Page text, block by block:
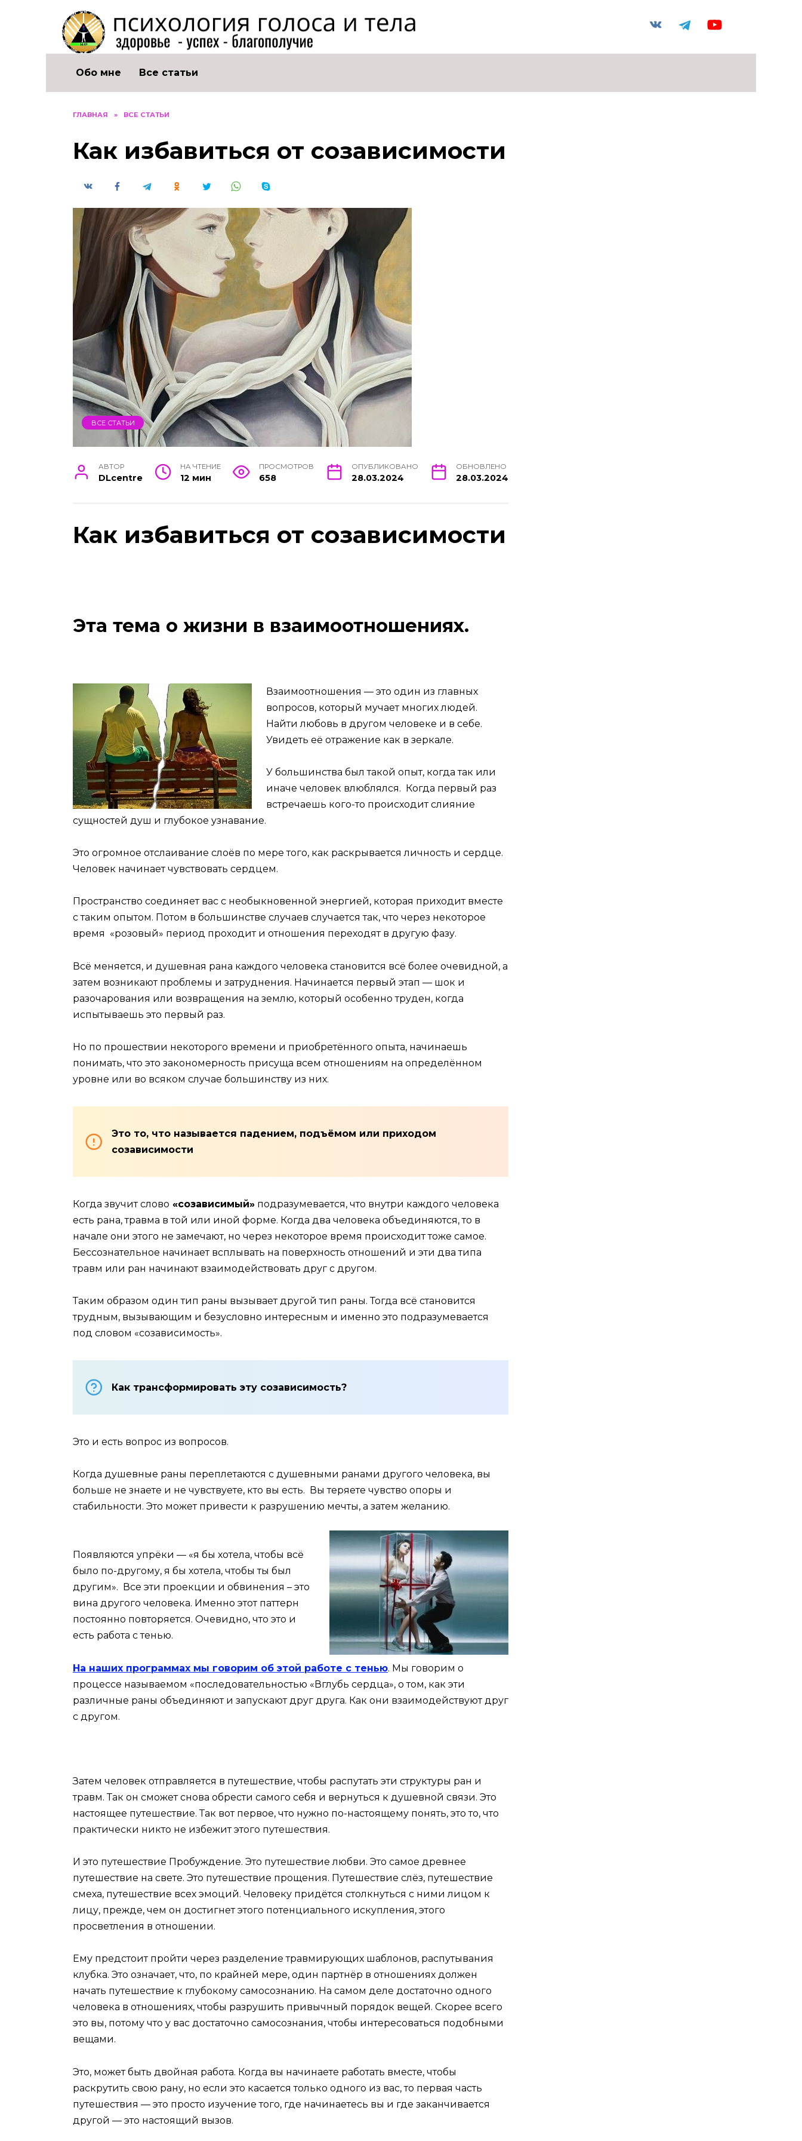
содержанию
Обо мне Все статьи
ГЛАВНАЯ » ВСЕ СТАТЬИ
Как избавиться от созависимости
ВСЕ СТАТЬИ
АВТОР
DLcentre
НА ЧТЕНИЕ
12 мин
ПРОСМОТРОВ
658
ОПУБЛИКОВАНО
28.03.2024
ОБНОВЛЕНО
28.03.2024
Как избавиться от созависимости
Эта тема о жизни в взаимоотношениях.
Взаимоотношения — это один из главных
вопросов, который мучает многих людей.
Найти любовь в другом человеке и в себе.
Увидеть её отражение как в зеркале.
У большинства был такой опыт, когда так или
иначе человек влюблялся. Когда первый раз
встречаешь кого-то происходит слияние
сущностей душ и глубокое узнавание.
Это огромное отслаивание слоёв по мере того, как раскрывается личность и сердце.
Человек начинает чувствовать сердцем.
Пространство соединяет вас с необыкновенной энергией, которая приходит вместе
с таким опытом. Потом в большинстве случаев случается так, что через некоторое
время «розовый» период проходит и отношения переходят в другую фазу.
Всё меняется, и душевная рана каждого человека становится всё более очевидной, а
затем возникают проблемы и затруднения. Начинается первый этап — шок и
разочарования или возвращения на землю, который особенно труден, когда
испытываешь это первый раз.
Но по прошествии некоторого времени и приобретённого опыта, начинаешь
понимать, что это закономерность присуща всем отношениям на определённом
уровне или во всяком случае большинству из них.
Это то, что называется падением, подъёмом или приходом
созависимости
Когда звучит слово «созависимый» подразумевается, что внутри каждого человека
есть рана, травма в той или иной форме. Когда два человека объединяются, то в
начале они этого не замечают, но через некоторое время происходит тоже самое.
Бессознательное начинает всплывать на поверхность отношений и эти два типа
травм или ран начинают взаимодействовать друг с другом.
Таким образом один тип раны вызывает другой тип раны. Тогда всё становится
трудным, вызывающим и безусловно интересным и именно это подразумевается
под словом «созависимость».
Как трансформировать эту созависимость?
Это и есть вопрос из вопросов.
Когда душевные раны переплетаются с душевными ранами другого человека, вы
больше не знаете и не чувствуете, кто вы есть. Вы теряете чувство опоры и
стабильности. Это может привести к разрушению мечты, а затем желанию.
Появляются упрёки — «я бы хотела, чтобы всё
было по-другому, я бы хотела, чтобы ты был
другим». Все эти проекции и обвинения – это
вина другого человека. Именно этот паттерн
постоянно повторяется. Очевидно, что это и
есть работа с тенью.
На наших программах мы говорим об этой работе с тенью. Мы говорим о
процессе называемом «последовательностью «Вглубь сердца», о том, как эти
различные раны объединяют и запускают друг друга. Как они взаимодействуют друг
с другом.
Затем человек отправляется в путешествие, чтобы распутать эти структуры ран и
травм. Так он сможет снова обрести самого себя и вернуться к душевной связи. Это
настоящее путешествие. Так вот первое, что нужно по-настоящему понять, это то, что
практически никто не избежит этого путешествия.
И это путешествие Пробуждение. Это путешествие любви. Это самое древнее
путешествие на свете. Это путешествие прощения. Путешествие слёз, путешествие
смеха, путешествие всех эмоций. Человеку придётся столкнуться с ними лицом к
лицу, прежде, чем он достигнет этого потенциального искупления, этого
просветления в отношении.
Ему предстоит пройти через разделение травмирующих шаблонов, распутывания
клубка. Это означает, что, по крайней мере, один партнёр в отношениях должен
начать путешествие к глубокому самосознанию. На самом деле достаточно одного
человека в отношениях, чтобы разрушить привычный порядок вещей. Скорее всего
это вы, потому что у вас достаточно самосознания, чтобы интересоваться подобными
вещами.
Это, может быть двойная работа. Когда вы начинаете работать вместе, чтобы
раскрутить свою рану, но если это касается только одного из вас, то первая часть
путешествия — это просто изучение того, где начинаетесь вы и где заканчивается
другой — это настоящий вызов.